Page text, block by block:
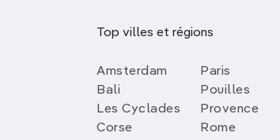
Top villes et régions
Amsterdam
Bali
Les Cyclades
Corse
Paris
Pouilles
Provence
Rome